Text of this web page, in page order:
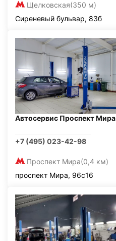
Щелковская(350 м)
Сиреневый бульвар, 83б
Автосервис Проспект Мира
+7 (495) 023-42-98
Проспект Мира(0,4 км)
проспект Мира, 96с16